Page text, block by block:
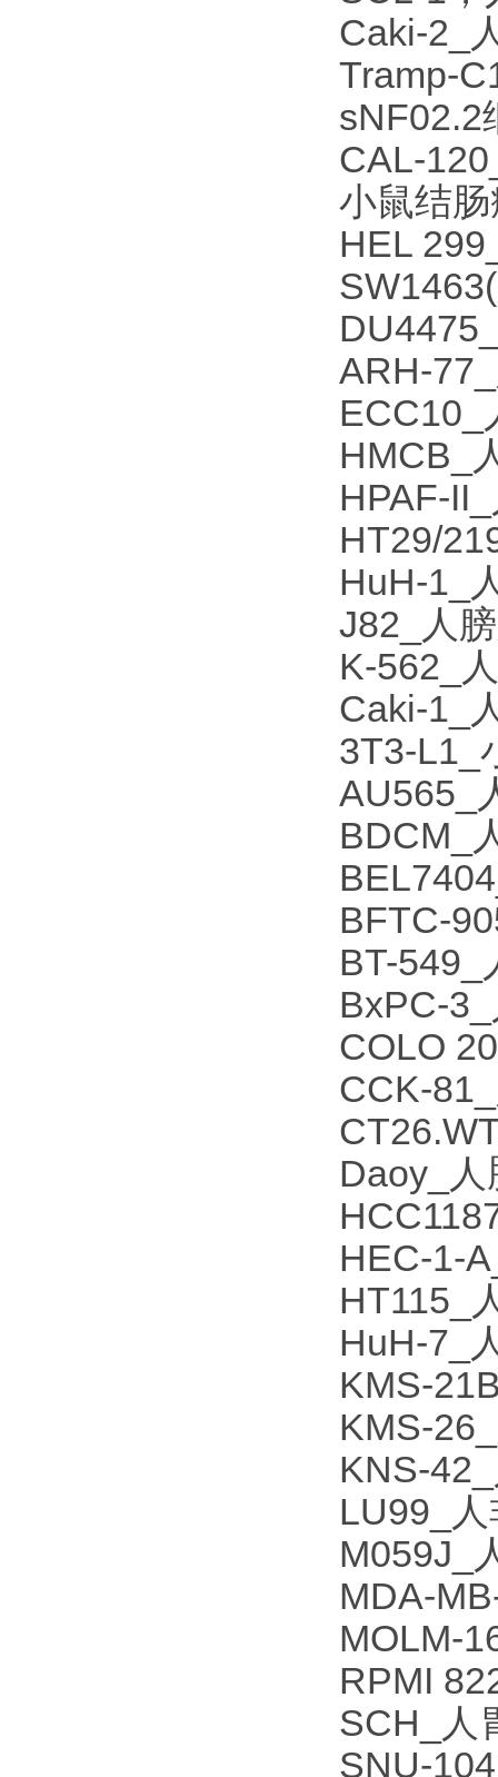
Caki-2_
Tramp-
sNF02.2
CAL-
小鼠结
HEL
ARH-
ECC10_
HMCB_
HPAF-
HT29/
HuH-1_
J82_人
K-562_
Caki-1_
3T3-L1_
AU565_
BDCM_
BFTC-
BT-549_
BxPC-
COLO
CCK-
Daoy_
HEC-1-
HT115_
HuH-7_
KMS-
KMS-
KNS-
LU99_
M059J_
MDA-
MOLM-
RPMI
SCH_人
SNU-